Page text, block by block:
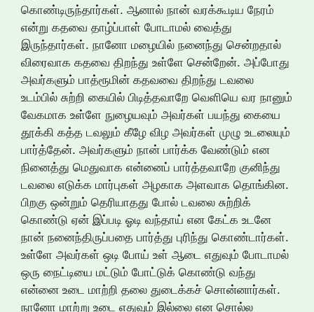
கொண்டிருந்தார்கள். ஆனால் நான் வரக்கூடிய நேரம்
என்று கதவை தாழ்ப்பாள் போடாமல் வைத்து
இருந்தார்கள். நானோ மழையில் நனைந்து சென்றதால்
விரைவாக கதவை திறந்து உள்ளே சென்றேன். அப்போது
அவர்களும் பாத்ரூமின் கதவவை திறந்து டவலை
உடம்பில் சுற்றி கையில் பிடித்தவாறே வெளியெ வர நானும்
வேகமாக உள்ளே நுழையவும் அவர்கள் பயந்து கையை
தூக்கி கத்த டவலும் கீழே விழ அவர்கள் முழு உடலையும்
பார்த்தேன். அவர்களும் நான் பார்க்க வேண்டும் என
நினைத்து மெதுவாக என்னைப் பார்த்தவாறே குனிந்து
டவலை எடுக்க மார்புகள் அழகாக அளவாக தொங்கின.
பிறகு ஒன்றும் தெரியாதது போல் டவலை சுற்றிக்
கொண்டு ஏன் இப்படி ஓடி வந்தாய் என கேட்க உடனே
நான் நனைந்திருப்பதை பார்த்து புரிந்து கொண்டார்கள்.
உள்ளே அவர்கள் ஒடி போய் உள் ஆடை எதுவும் போடாமல்
ஒரு நைட்டியை மட்டும் போட்டுக் கொண்டு வந்து
என்னை உடை மாற்றி தலை துடைக்கச் சொன்னார்கள்.
நானோ மாற்று உடை எதுவும் இல்லை என சொல்ல